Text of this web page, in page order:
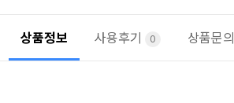
상품정보 사용후기 0 상품문의